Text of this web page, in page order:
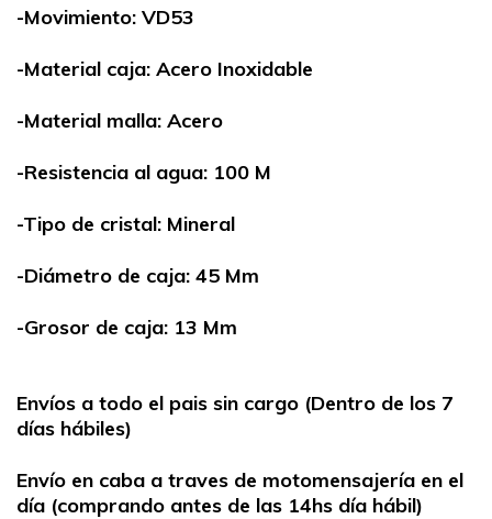
-Movimiento: VD53
-Material caja: Acero Inoxidable
-Material malla: Acero
-Resistencia al agua: 100 M
-Tipo de cristal: Mineral
-Diámetro de caja: 45 Mm
-Grosor de caja: 13 Mm
Envíos a todo el pais sin cargo (Dentro de los 7
días hábiles)
Envío en caba a traves de motomensajería en el
día (comprando antes de las 14hs día hábil)